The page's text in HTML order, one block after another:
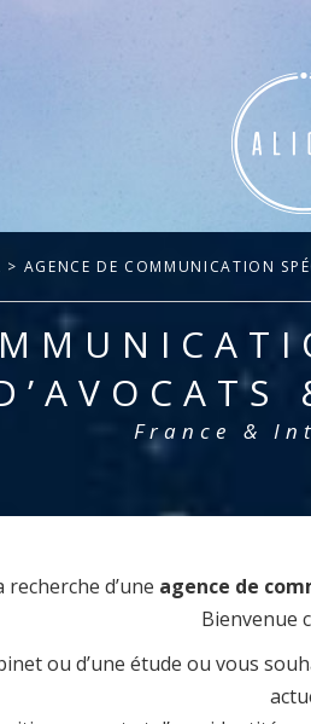
> AGENCE DE COMMUNICATION
France &
d’une agence de
Bienvenue
ou d’une étude ou vous